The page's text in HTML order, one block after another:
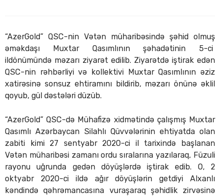
“AzerGold” QSC-nin Vətən müharibəsində şəhid olmuş
əməkdaşı Muxtar Qasımlının şəhadətinin 5-ci
ildönümündə məzarı ziyarət edilib. Ziyarətdə iştirak edən
QSC-nin rəhbərliyi və kollektivi Muxtar Qasımlının əziz
xatirəsinə sonsuz ehtiramını bildirib, məzarı önünə əklil
qoyub, gül dəstələri düzüb.
“AzerGold” QSC-də Mühafizə xidmətində çalışmış Muxtar
Qasımlı Azərbaycan Silahlı Qüvvələrinin ehtiyatda olan
zabiti kimi 27 sentyabr 2020-ci il tarixində başlanan
Vətən müharibəsi zamanı ordu sıralarına yazılaraq, Füzuli
rayonu uğrunda gedən döyüşlərdə iştirak edib. O, 2
oktyabr 2020-ci ildə ağır döyüşlərin getdiyi Alxanlı
kəndində qəhrəmancasına vuraşaraq şəhidlik zirvəsinə